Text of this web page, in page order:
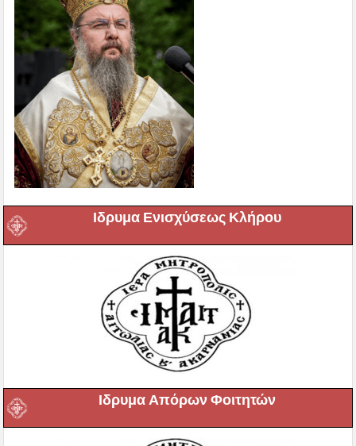
Ιδρυμα Ενισχύσεως Κλήρου
Ιδρυμα Απόρων Φοιτητών